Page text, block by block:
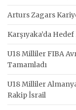
Arturs Zagars
Karşıyaka’da
U18 Milliler FIBA
Tamamladı
U18 Milliler
Rakip İsrail